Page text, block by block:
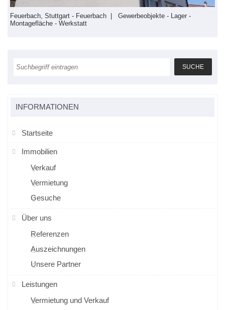
Feuerbach, Stuttgart - Feuerbach | Gewerbeobjekte - Lager -
Montagefläche - Werkstatt
INFORMATIONEN
Startseite
Immobilien
Verkauf
Vermietung
Gesuche
Über uns
Referenzen
Auszeichnungen
Unsere Partner
Leistungen
Vermietung und Verkauf